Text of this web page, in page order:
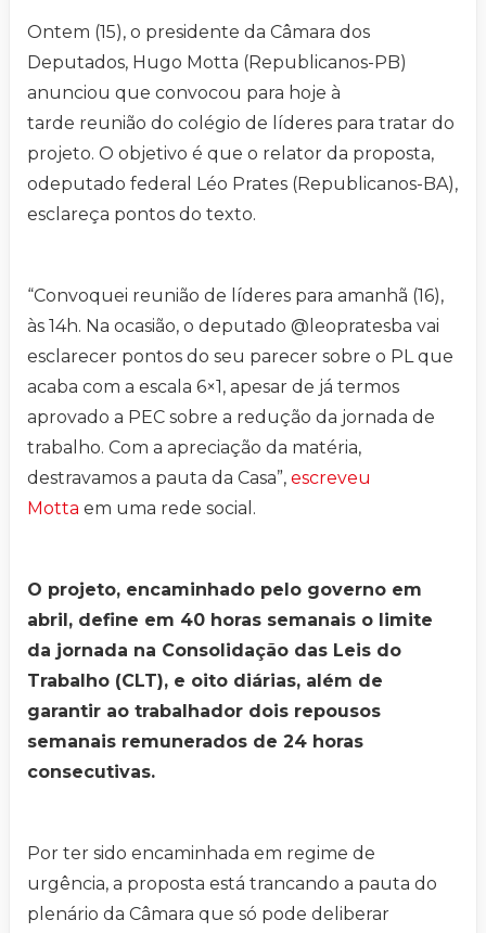
Ontem (15), o presidente da Câmara dos
Deputados, Hugo Motta (Republicanos-PB)
anunciou que convocou para hoje à
tarde reunião do colégio de líderes para tratar do
projeto. O objetivo é que o relator da proposta,
odeputado federal Léo Prates (Republicanos-BA),
esclareça pontos do texto.
“Convoquei reunião de líderes para amanhã (16),
às 14h. Na ocasião, o deputado @leopratesba vai
esclarecer pontos do seu parecer sobre o PL que
acaba com a escala 6×1, apesar de já termos
aprovado a PEC sobre a redução da jornada de
trabalho. Com a apreciação da matéria,
destravamos a pauta da Casa”, escreveu
Motta em uma rede social.
O projeto, encaminhado pelo governo em
abril, define em 40 horas semanais o limite
da jornada na Consolidação das Leis do
Trabalho (CLT), e oito diárias, além de
garantir ao trabalhador dois repousos
semanais remunerados de 24 horas
consecutivas.
Por ter sido encaminhada em regime de
urgência, a proposta está trancando a pauta do
plenário da Câmara que só pode deliberar